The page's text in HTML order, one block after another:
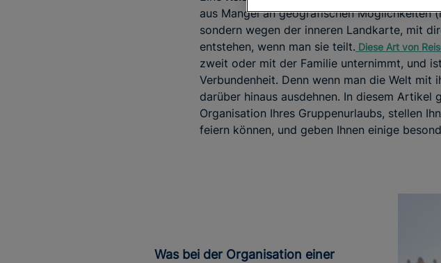
aus Mangel an geografischen Möglichkeiten
sondern wegen der inneren Landkarte, mit
entstehen, wenn man sie teilt. Diese Art von
zweit oder mit der Familie unternimmt, und
Verbundenheit. Denn wenn man die Welt mit
darüber hinaus ausdehnen. In diesem
Organisation Ihres Gruppenurlaubs, stellen
feiern können, und geben Ihnen einige
Was bei der Organisation einer